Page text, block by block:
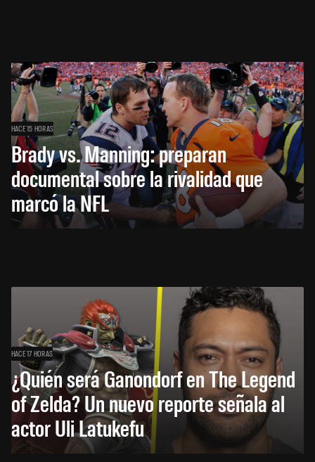
HACE 15 HORAS
Brady vs. Manning: preparan
documental sobre la rivalidad que
marcó la NFL
HACE 17 HORAS
¿Quién será Ganondorf en The Legend
of Zelda? Un nuevo reporte señala al
actor Uli Latukefu